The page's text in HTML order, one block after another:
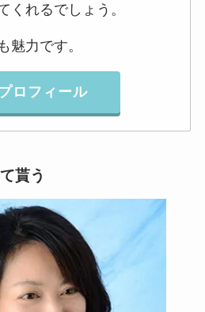
くれるでしょう。
魅力です。
ロフィール
貰う